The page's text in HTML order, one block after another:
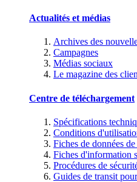
Actualités et médias
Archives des
Campagnes
Médias sociaux
Le magazine des
Centre de téléchargement
Spécifications
Conditions
Fiches de données
Fiches d'information
Procédures de
Guides de transit